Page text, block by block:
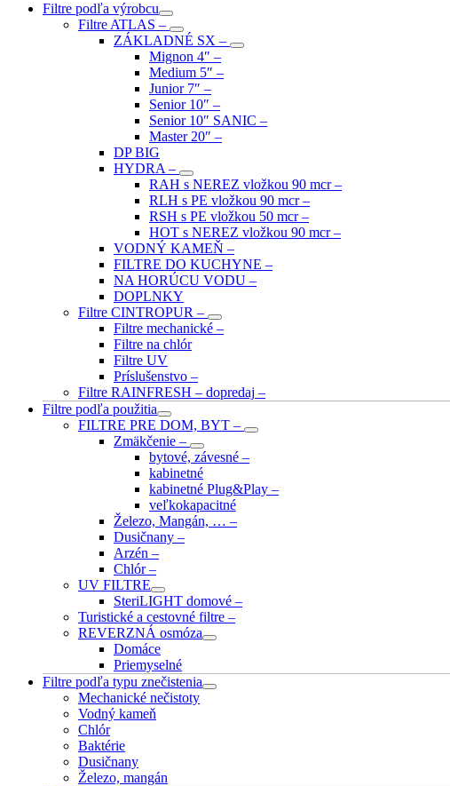
Filtre podľa výrobcu
Filtre ATLAS –
ZÁKLADNÉ SX –
Mignon 4″ –
Medium 5″ –
Junior 7″ –
Senior 10″ –
Senior 10″ SANIC –
Master 20″ –
DP BIG
HYDRA –
RAH s NEREZ vložkou 90 mcr–
RLH s PE vložkou 90 mcr–
RSH s PE vložkou 50 mcr–
HOT s NEREZ vložkou 90 mcr–
VODNÝ KAMEŇ –
FILTRE DO KUCHYNE –
NA HORÚCU VODU –
DOPLNKY
Filtre CINTROPUR –
Filtre mechanické –
Filtre na chlór
Filtre UV
Príslušenstvo –
Filtre RAINFRESH – dopredaj –
Filtre podľa použitia
FILTRE PRE DOM, BYT –
Zmäkčenie –
bytové, závesné –
kabinetné
kabinetné Plug&Play –
veľkokapacitné
Železo, Mangán, … –
Dusičnany –
Arzén –
Chlór–
UV FILTRE
SteriLIGHT domové –
Turistické a cestovné filtre –
REVERZNÁ osmóza
Domáce
Priemyselné
Filtre podľa typu znečistenia
Mechanické nečistoty
Vodný kameň
Chlór
Baktérie
Dusičnany
Železo, mangán